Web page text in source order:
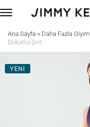
Ana Sayfa > Daha Fazla Giyim
Dokuma Şort
YENİ